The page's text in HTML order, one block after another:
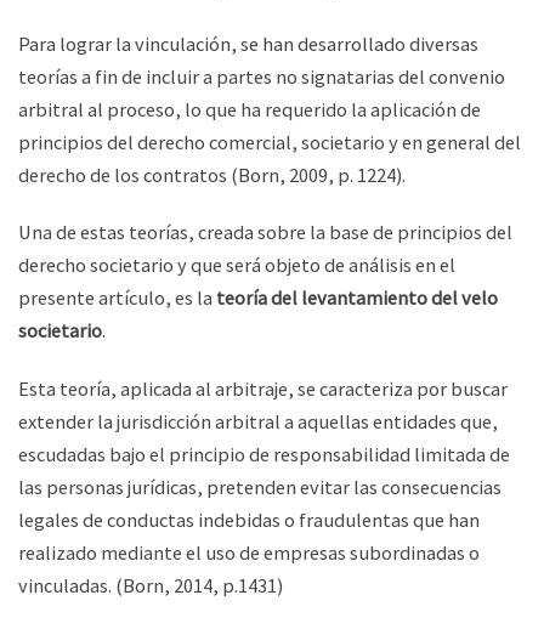
Para lograr la vinculación, se han desarrollado diversas
teorías a fin de incluir a partes no signatarias del convenio
arbitral al proceso, lo que ha requerido la aplicación de
principios del derecho comercial, societario y en general del
derecho de los contratos (Born, 2009, p. 1224).
Una de estas teorías, creada sobre la base de principios del
derecho societario y que será objeto de análisis en el
presente artículo, es la teoría del levantamiento del velo
societario.
Esta teoría, aplicada al arbitraje, se caracteriza por buscar
extender la jurisdicción arbitral a aquellas entidades que,
escudadas bajo el principio de responsabilidad limitada de
las personas jurídicas, pretenden evitar las consecuencias
legales de conductas indebidas o fraudulentas que han
realizado mediante el uso de empresas subordinadas o
vinculadas. (Born, 2014, p.1431)